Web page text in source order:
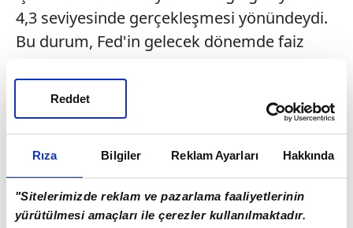
Rıza Bilgiler Reklam Ayarları Hakkında
"Sitelerimizde reklam ve pazarlama faaliyetlerinin
yürütülmesi amaçları ile çerezler kullanılmaktadır.
Reddet
4,3 seviyesinde gerçekleşmesi yönündeydi.
Bu durum, Fed'in gelecek dönemde faiz
edebileceğine yönelik fiyatlamaları
desteklerken yatırımcıların faiz artırımı
beklentilerini düşürmesine yol açtı. Bu
gelişmeyle dolara olan talebin azalması da
altın başta olmak üzere değerli metal
fiyatlarını destekledi.